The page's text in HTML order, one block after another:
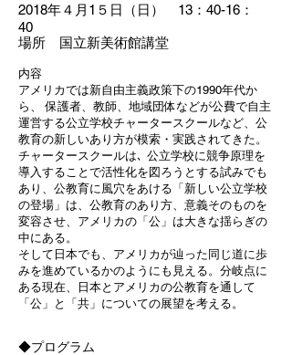
2018年４月1５日（日） 13：40-16：
40
場所 国立新美術館講堂
内容
アメリカでは新自由主義政策下の1990年代か
ら、 保護者、教師、地域団体などが公費で自主
運営する公立学校チャータースクールなど、公
教育の新しいあり方が模索・実践されてきた。
チャータースクールは､ 公立学校に競争原理を
導入することで活性化を図ろうとする試みでも
あり、公教育に風穴をあける「新しい公立学校
の登場」は、公教育のあり方、意義そのものを
変容させ、アメリカの「公」は大きな揺らぎの
中にある。
そして日本でも、アメリカが辿った同じ道に歩
みを進めているかのようにも見える。分岐点に
ある現在、日本とアメリカの公教育を通して
「公」と「共」についての展望を考える。
◆プログラム